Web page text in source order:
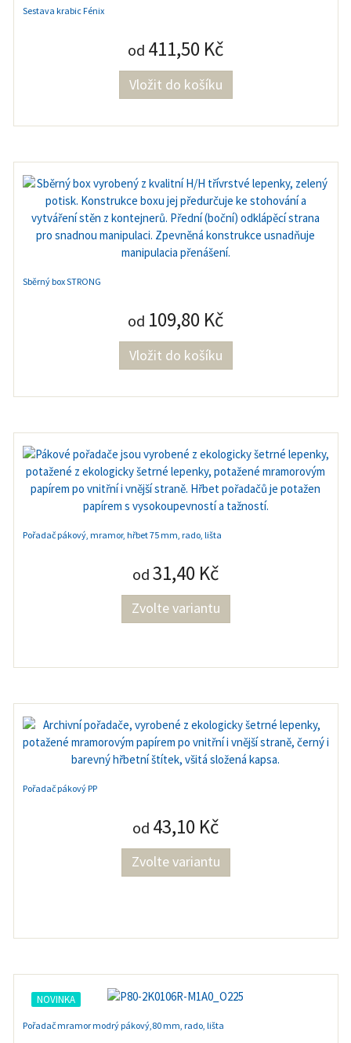
Sestava krabic Fénix
od 411,50 Kč
Sběrný box STRONG
od 109,80 Kč
Pořadač pákový, mramor, hřbet 75 mm, rado, lišta
od 31,40 Kč
Zvolte variantu
Pořadač pákový PP
od 43,10 Kč
Zvolte variantu
NOVINKA
Pořadač mramor modrý pákový,80 mm, rado, lišta